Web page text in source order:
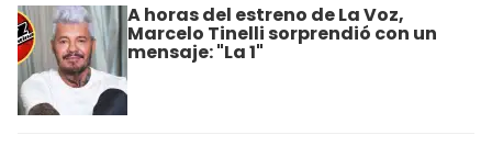
A horas del estreno de La Voz,
Marcelo Tinelli sorprendió con un
mensaje: "La 1"